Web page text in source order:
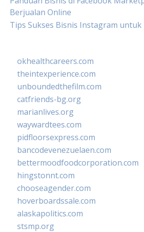
Berjualan Online
Tips Sukses Bisnis Instagram untuk
okhealthcareers.com
theintexperience.com
unboundedthefilm.com
catfriends-bg.org
marianlives.org
waywardtees.com
pidfloorsexpress.com
bancodevenezuelaen.com
bettermoodfoodcorporation.com
hingstonnt.com
chooseagender.com
hoverboardssale.com
alaskapolitics.com
stsmp.org